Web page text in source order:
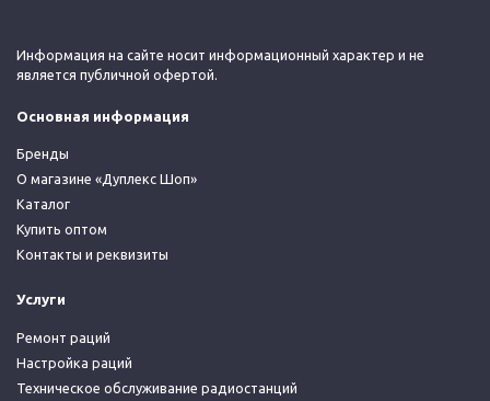
Информация на сайте носит информационный характер и не
является публичной офертой.
Основная информация
Бренды
О магазине «Дуплекс Шоп»
Каталог
Купить оптом
Контакты и реквизиты
Услуги
Ремонт раций
Настройка раций
Техническое обслуживание радиостанций